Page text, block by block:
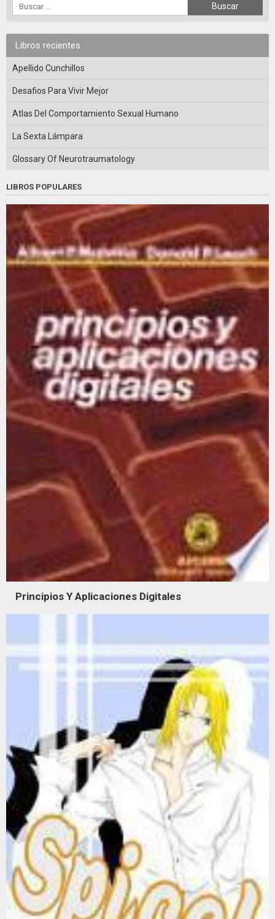
Libros recientes
Apellido Cunchillos
Desafios Para Vivir Mejor
Atlas Del Comportamiento Sexual Humano
La Sexta Lámpara
Glossary Of Neurotraumatology
LIBROS POPULARES
Principios Y Aplicaciones Digitales